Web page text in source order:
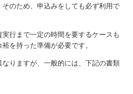
のため、申込みをしても必ず利用で
行まで一定の時間を要するケースも
を持った準備が必要です。
りますが、一般的には、下記の書類